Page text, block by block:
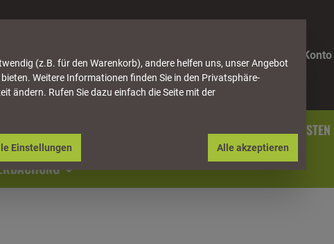
Mein Konto
NATURSTEIN SOCKELLEISTEN
(z.B. für den Warenkorb), andere helfen uns, unser Angebot
Weitere Informationen finden Sie in den Privatsphäre-
ändern. Rufen Sie dazu einfach die Seite mit der
Einstellungen Alle akzeptieren